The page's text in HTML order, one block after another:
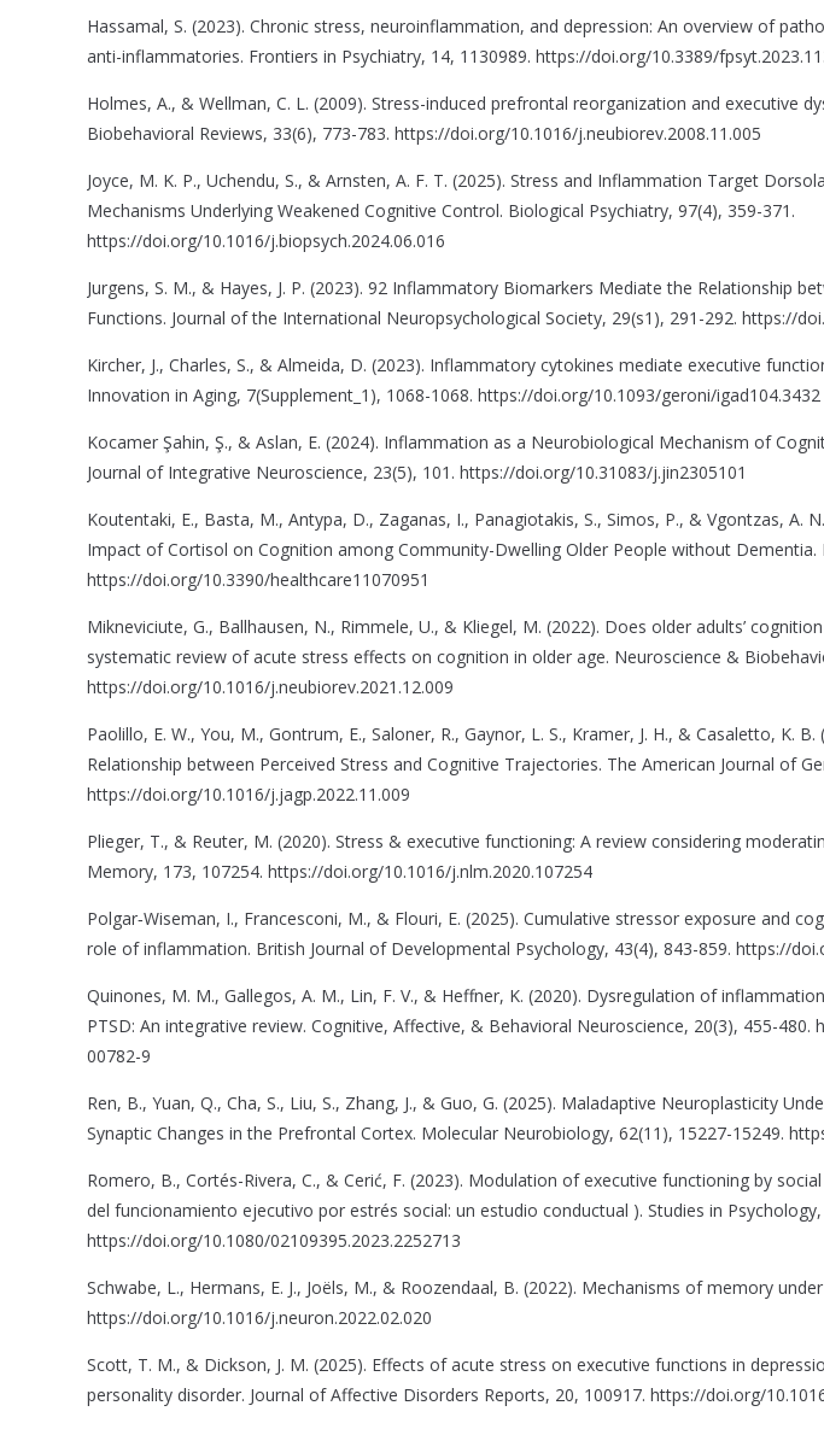
Hassamal, S. (2023). Chronic stress, neuroinflammation, and depression: An overview of
anti-inflammatories. Frontiers in Psychiatry, 14, 1130989. https://doi.org/10.3389/
Holmes, A., & Wellman, C. L. (2009). Stress-induced prefrontal reorganization and executive
Biobehavioral Reviews, 33(6), 773-783. https://doi.org/10.1016/j.neubiorev.2008.11.005
Joyce, M. K. P., Uchendu, S., & Arnsten, A. F. T. (2025). Stress and Inflammation Target
Mechanisms Underlying Weakened Cognitive Control. Biological Psychiatry, 97(4), 359-371.
https://doi.org/10.1016/j.biopsych.2024.06.016
Jurgens, S. M., & Hayes, J. P. (2023). 92 Inflammatory Biomarkers Mediate the Relationship
Functions. Journal of the International Neuropsychological Society, 29(s1), 291-292. https://
Kircher, J., Charles, S., & Almeida, D. (2023). Inflammatory cytokines mediate executive
Innovation in Aging, 7(Supplement_1), 1068-1068. https://doi.org/10.1093/geroni/igad104.3432
Kocamer Şahin, Ş., & Aslan, E. (2024). Inflammation as a Neurobiological Mechanism of
Journal of Integrative Neuroscience, 23(5), 101. https://doi.org/10.31083/j.jin2305101
Koutentaki, E., Basta, M., Antypa, D., Zaganas, I., Panagiotakis, S., Simos, P., & Vgontzas, A.
Impact of Cortisol on Cognition among Community-Dwelling Older People without Dementia.
https://doi.org/10.3390/healthcare11070951
Mikneviciute, G., Ballhausen, N., Rimmele, U., & Kliegel, M. (2022). Does older adults’
systematic review of acute stress effects on cognition in older age. Neuroscience &
https://doi.org/10.1016/j.neubiorev.2021.12.009
Paolillo, E. W., You, M., Gontrum, E., Saloner, R., Gaynor, L. S., Kramer, J. H., & Casaletto, K.
Relationship between Perceived Stress and Cognitive Trajectories. The American Journal of
https://doi.org/10.1016/j.jagp.2022.11.009
Plieger, T., & Reuter, M. (2020). Stress & executive functioning: A review considering
Memory, 173, 107254. https://doi.org/10.1016/j.nlm.2020.107254
Polgar‐Wiseman, I., Francesconi, M., & Flouri, E. (2025). Cumulative stressor exposure and
role of inflammation. British Journal of Developmental Psychology, 43(4), 843-859. https://
Quinones, M. M., Gallegos, A. M., Lin, F. V., & Heffner, K. (2020). Dysregulation of
PTSD: An integrative review. Cognitive, Affective, & Behavioral Neuroscience, 20(3), 455-
00782-9
Ren, B., Yuan, Q., Cha, S., Liu, S., Zhang, J., & Guo, G. (2025). Maladaptive Neuroplasticity
Synaptic Changes in the Prefrontal Cortex. Molecular Neurobiology, 62(11), 15227-15249.
Romero, B., Cortés-Rivera, C., & Cerić, F. (2023). Modulation of executive functioning by
del funcionamiento ejecutivo por estrés social: un estudio conductual ). Studies in
https://doi.org/10.1080/02109395.2023.2252713
Schwabe, L., Hermans, E. J., Joëls, M., & Roozendaal, B. (2022). Mechanisms of memory
https://doi.org/10.1016/j.neuron.2022.02.020
Scott, T. M., & Dickson, J. M. (2025). Effects of acute stress on executive functions in
personality disorder. Journal of Affective Disorders Reports, 20, 100917. https://doi.org/